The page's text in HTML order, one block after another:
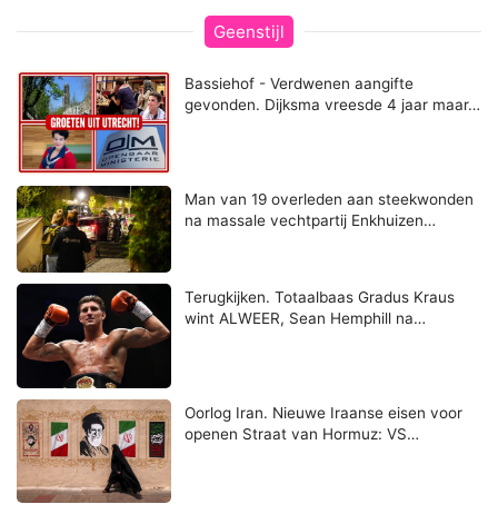
Geenstijl
Bassiehof - Verdwenen aangifte
gevonden. Dijksma vreesde 4 jaar maar…
Man van 19 overleden aan steekwonden
na massale vechtpartij Enkhuizen…
Terugkijken. Totaalbaas Gradus Kraus
wint ALWEER, Sean Hemphill na…
Oorlog Iran. Nieuwe Iraanse eisen voor
openen Straat van Hormuz: VS…